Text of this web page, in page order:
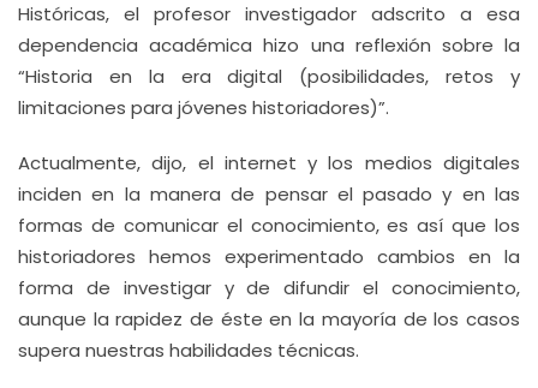
Históricas, el profesor investigador adscrito a esa
dependencia académica hizo una reflexión sobre la
“Historia en la era digital (posibilidades, retos y
limitaciones para jóvenes historiadores)”.
Actualmente, dijo, el internet y los medios digitales
inciden en la manera de pensar el pasado y en las
formas de comunicar el conocimiento, es así que los
historiadores hemos experimentado cambios en la
forma de investigar y de difundir el conocimiento,
aunque la rapidez de éste en la mayoría de los casos
supera nuestras habilidades técnicas.